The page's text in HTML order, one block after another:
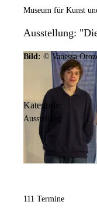
Museum für Kunst
Ausstellung:
Bild: © Vanessa
Kategorie:
Ausstellung
111 Termine